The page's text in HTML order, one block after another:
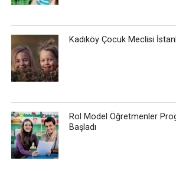
Kadıköy Çocuk Meclisi
Rol Model Öğretmenler
Başladı